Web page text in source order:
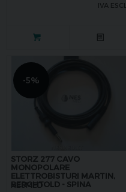
IVA ESCL.
-5%
STORZ 277 CAVO
MONOPOLARE
ELETTROBISTURI MARTIN,
BERCHTOLD - SPINA
NESMED